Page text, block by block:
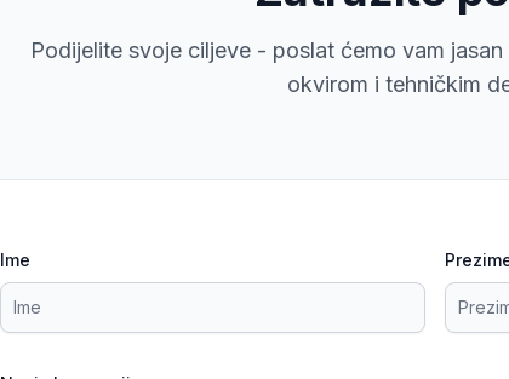
Podijelite svoje ciljeve - poslat ćemo vam
okvirom i tehničkim
Ime